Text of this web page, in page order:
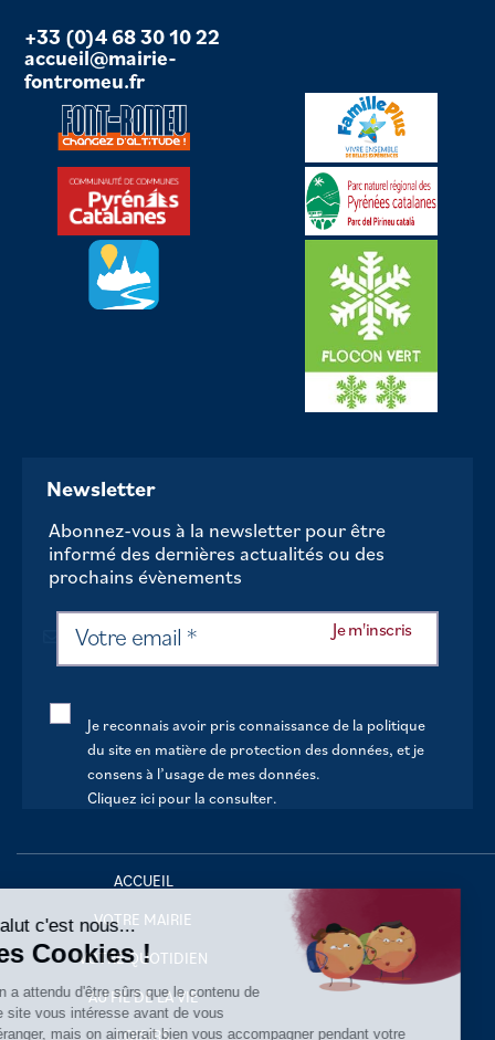
+33 (0)4 68 30 10 22
accueil@mairie-
fontromeu.fr
Newsletter
Abonnez-vous à la newsletter pour être
informé des dernières actualités ou des
prochains évènements
Je reconnais avoir pris connaissance de la politique
du site en matière de protection des données, et je
consens à l’usage de mes données.
Cliquez ici pour la consulter.
ACCUEIL
VOTRE MAIRIE
VOTRE QUOTIDIEN
AU FIL DE LA VIE
LOISIRS
Salut c'est nous...
les Cookies !
On a attendu d'être sûrs que le contenu de
ce site vous intéresse avant de vous
déranger, mais on aimerait bien vous accompagner pendant votre